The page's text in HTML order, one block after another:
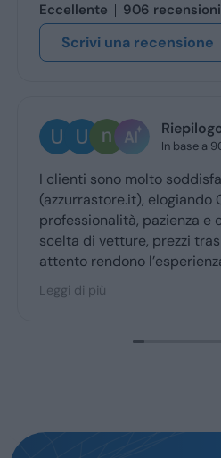
Eccellente
906 recensioni
Scrivi una recensione
Riepilogo della revisione
In base a 906 recensioni
soddisfatti di Azzurra Store
elogiando Giuseppe per la sua
e competenza. Ampia
prezzi trasparenti e servizio
l’esperienza d’acquisto fluida e
maggior parte degli utenti.